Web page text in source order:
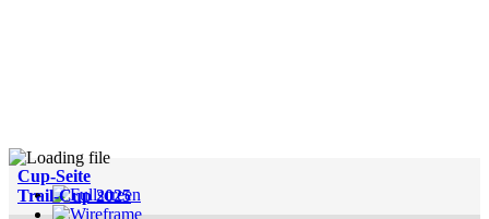
Cup-Seite
Trail-Cup 2025